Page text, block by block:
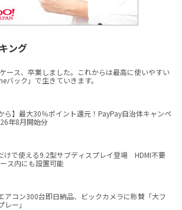
ング
ース、卒業しました。これからは最高に使いやすい
バック」で生きていきます。
ら】最大30％ポイント還元！PayPay自治体キャンペ
年8月開始分
けで使える9.2型サブディスプレイ登場 HDMI不要
ス内にも設置可能
アコン300台即日納品、ビックカメラに称賛「大フ
レー」